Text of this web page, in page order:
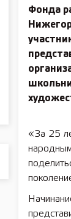
Фонда
«За 25